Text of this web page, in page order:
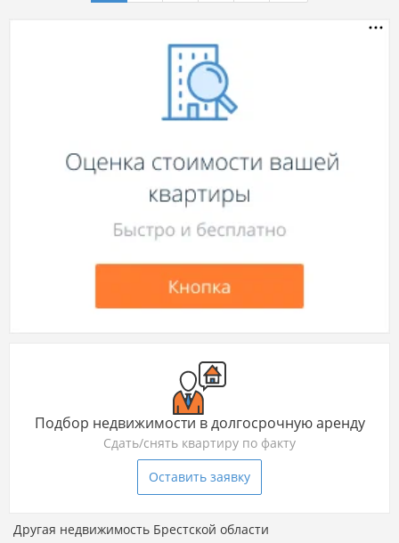
Подбор недвижимости в долгосрочную аренду
Сдать/снять квартиру по факту
Оставить заявку
Другая недвижимость Брестской области